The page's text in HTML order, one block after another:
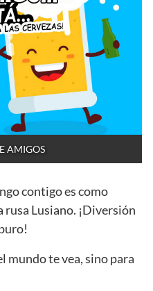
AMIGOS
contigo es como
Lusiano. ¡Diversión
mundo te vea, sino para